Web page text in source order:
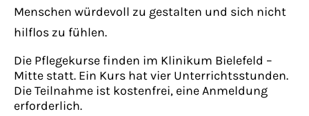
Menschen würdevoll zu gestalten und sich nicht
hilflos zu fühlen.
Die Pflegekurse finden im Klinikum Bielefeld –
Mitte statt. Ein Kurs hat vier Unterrichtsstunden.
Die Teilnahme ist kostenfrei, eine Anmeldung
erforderlich.